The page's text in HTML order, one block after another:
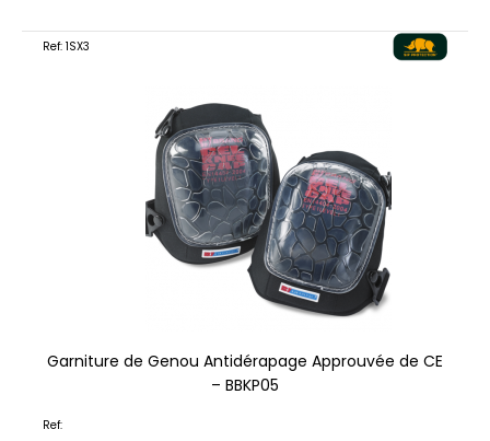
Ref: 1SX3
Garniture de Genou Antidérapage Approuvée de CE
– BBKP05
Ref: